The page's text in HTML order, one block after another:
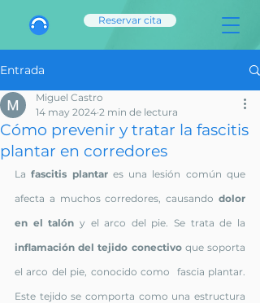
Reservar cita
Entrada
Cómo prevenir y tratar la fascitis
plantar en corredores
Miguel Castro
14 may 2024 2 min de lectura
La fascitis plantar es una lesión común que
afecta a muchos corredores, causando dolor
en el talón y el arco del pie. Se trata de la
inflamación del tejido conectivo que soporta
el arco del pie, conocido como  fascia plantar.
Este tejido se comporta como una estructura